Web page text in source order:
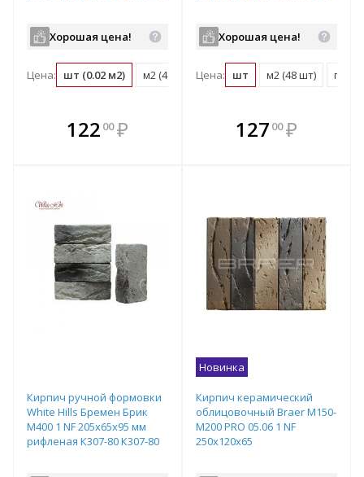
Хорошая цена!
Цена: шт (0.02 м2) м2 (48 шт) поддон (432 шт)
122 00 ₽
В комплекте
всегда выгоднее!
Хорошая цена!
Цена: шт м2 (48 шт)
В комплекте
всегда выгоднее!
127 00 ₽
Кирпич ручной формовки
White Hills Бремен Брик
М400 1 NF 205х65х95 мм
рифленая К307-80 К307-80
Новинка
Кирпич керамический
облицовочный Braer M150-
M200 PRO 05.06 1 NF
250x120x65